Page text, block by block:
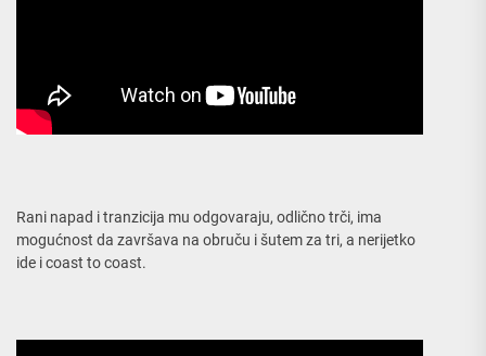
Rani napad i tranzicija mu odgovaraju, odlično trči, ima
mogućnost da završava na obruču i šutem za tri, a nerijetko
ide i coast to coast.